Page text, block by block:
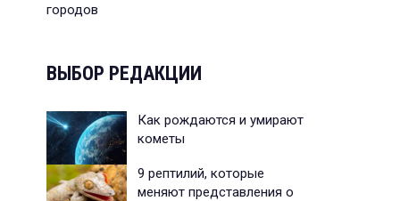
городов
ВЫБОР РЕДАКЦИИ
Как рождаются и умирают
кометы
9 рептилий, которые
меняют представления о